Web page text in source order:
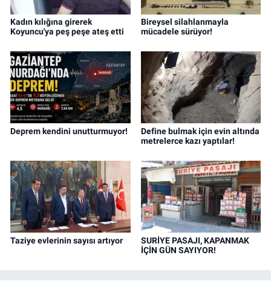
Kadın kılığına girerek
Koyuncu'ya peş peşe ateş etti
Bireysel silahlanmayla
mücadele sürüyor!
Deprem kendini unutturmuyor!
Define bulmak için evin altında
metrelerce kazı yaptılar!
Taziye evlerinin sayısı artıyor
SURİYE PASAJI, KAPANMAK
İÇİN GÜN SAYIYOR!